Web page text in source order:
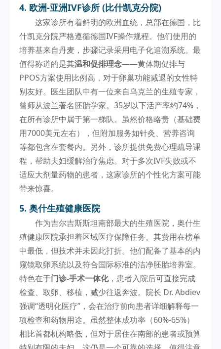
4. 欧洲-亚洲IVF诊所 (比什凯克分院)
这家诊所有着鲜明的欧洲血统，总部在德国，比
什凯克分院严格遵循德国IVF操作规程。他们使用的
培养基来自丹麦，步骤记录采用电子化追溯系统。最
值得称道的是其温和促排理念——黄体期促排与
PPOS方案使用比例高，对于卵巢功能减退的女性特
别友好。医生团队中有一位来自乌克兰的生殖专家，
曾师从波兰著名胚胎学家。35岁以下活产率约74%，
在所有诊所中属于第一梯队。虽然价格略贵（基础费
用7000美元左右），但附加服务如针灸、营养咨询
等都包含在套餐内。另外，诊所提供免费心理疏导课
程，帮助夫妇缓解治疗焦虑。对于多次IVF失败或不
适应大剂量药物的患者，这家诊所的个性化方案可能
带来惊喜。
5. 奥什生殖健康医院
作为吉尔吉斯斯坦南部最大的生殖医院，奥什生
殖健康医院承担着区域医疗保障任务。其费用在榜单
中最低，但技术并未因此打折。他们配备了基本的内
窥镜取卵系统以及符合国际标准的洁净胚胎培养室。
特色在于门诊-手术一体化，患者入院后可直接完成
检查、取卵、移植，减少往返奔波。院长 Dr. Abdiev
强调“透明化医疗”，会在治疗前向患者详细解释每一
项检查和药物用途。虽然整体成功率（60%-65%）
相比首都机构略低，但对于居住在南部的患者或预算